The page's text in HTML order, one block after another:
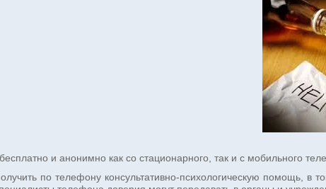
и анонимно как со стационарного, так и с мобильного
по телефону консультативно-психологическую помощь,